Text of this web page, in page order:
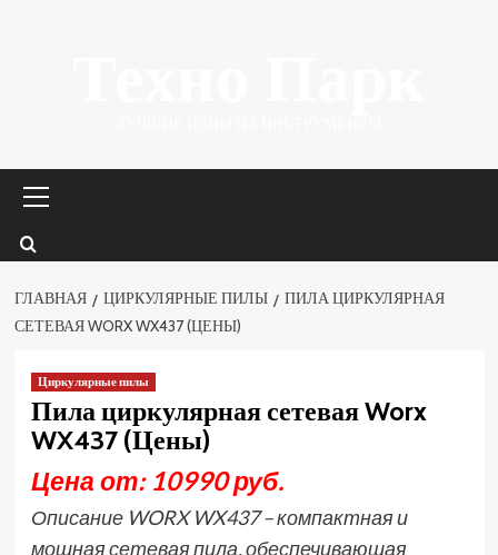
меню
ГЛАВНАЯ ЦИРКУЛЯРНЫЕ ПИЛЫ
ПИЛА ЦИРКУЛЯРНАЯ
СЕТЕВАЯ WORX WX437 (ЦЕНЫ)
Циркулярные пилы
Пила циркулярная сетевая Worx
WX437 (Цены)
Цена от: 10990 руб.
Описание WORX WX437 – компактная и
мощная сетевая пила, обеспечивающая